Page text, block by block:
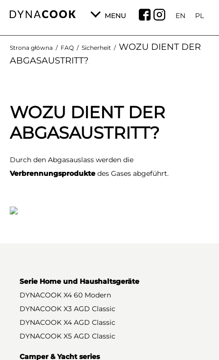
MENU EN PL
Strona główna / FAQ / Sicherheit / WOZU DIENT DER
ABGASAUSTRITT?
WOZU DIENT DER
ABGASAUSTRITT?
Durch den Abgasauslass werden die
Verbrennungsprodukte des Gases abgeführt.
Serie Home und Haushaltsgeräte
DYNACOOK X4 60 Modern
DYNACOOK X3 AGD Classic
DYNACOOK X4 AGD Classic
DYNACOOK X5 AGD Classic
Camper & Yacht series